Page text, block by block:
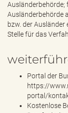
Ausländerbehörde;
Ausländerbehörde
bzw. der
Stelle für das
Portal der
https://
portal/
Kostenlose